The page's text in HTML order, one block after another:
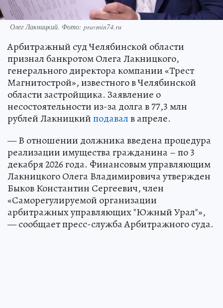
Олег Лакницкий. Фото: pravmin74.ru
Арбитражный суд Челябинской области
признал банкротом Олега Лакницкого,
генерального директора компании «Трест
Магнитострой», известного в Челябинской
области застройщика. Заявление о
несостоятельности из-за долга в 77,3 млн
рублей Лакницкийподавалв апреле.
— В отношении должника введена процедура
реализации имущества гражданина – по 3
декабря 2026 года. Финансовым управляющим
Лакницкого Олега Владимировича утвержден
Быков Константин Сергеевич, член
«Саморегулируемой организации
арбитражных управляющих "Южный Урал"»,
— сообщает пресс-служба Арбитражного суда.